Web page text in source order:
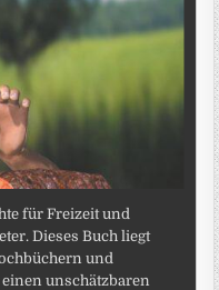
für Freizeit und
Dieses Buch liegt
und
einen unschätzbaren